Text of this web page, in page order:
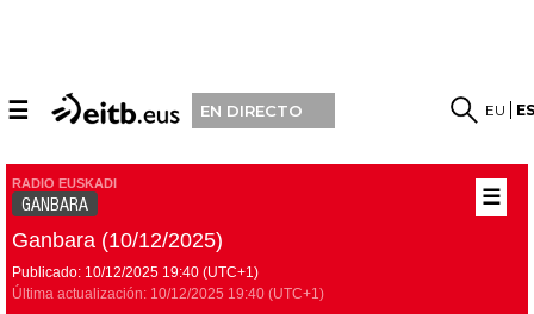
☰ EN DIRECTO EU
☰
RADIO EUSKADI
GANBARA
Ganbara (10/12/2025)
Publicado: 10/12/2025 19:40 (UTC+1)
Última actualización: 10/12/2025 19:40 (UTC+1)